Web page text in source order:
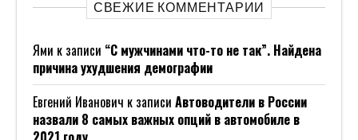
СВЕЖИЕ КОММЕНТАРИИ
Ями к записи “С мужчинами что-то не так”. Найдена
причина ухудшения демографии
Евгений Иванович к записи Автоводители в России
назвали 8 самых важных опций в автомобиле в